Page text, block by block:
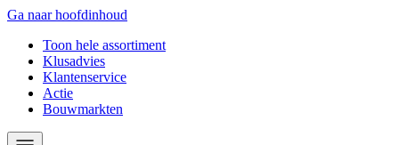
Ga naar hoofdinhoud
Toon hele assortiment
Klusadvies
Klantenservice
Actie
Bouwmarkten